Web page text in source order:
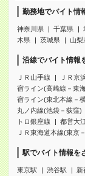
勤務地でバイト情
神奈川県 千葉県
木県
茨城県 山梨
沿線でバイト情報
ＪＲ山手線 ＪＲ京
宿ライン(高崎線－東
宿ライン(東北本線－
丸ノ内線(池袋－荻窪)
トロ銀座線
都営大
ＪＲ東海道本線(東京
駅でバイト情報を
東京駅 渋谷駅 新